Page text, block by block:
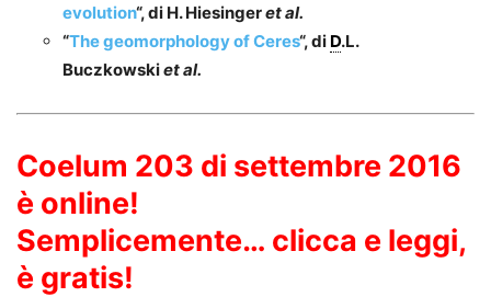
evolution“, di H. Hiesingeret al.
“The geomorphology of Ceres“, di D.L.
Buczkowskiet al.
Coelum 203 di settembre 2016
è online!
Semplicemente… clicca e leggi,
è gratis!